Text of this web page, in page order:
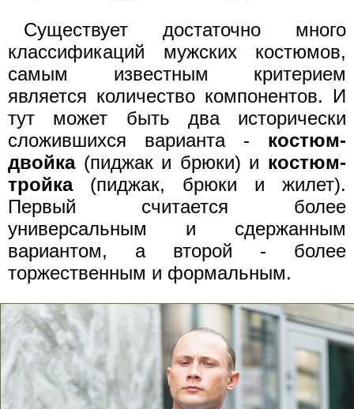
Существует достаточно много
классификаций мужских костюмов,
самым известным критерием
является количество компонентов. И
тут может быть два исторически
сложившихся варианта - костюм-
двойка(пиджак и брюки) и костюм-
тройка (пиджак, брюки и жилет).
Первый считается более
универсальным и сдержанным
вариантом, а второй - более
торжественным и формальным.